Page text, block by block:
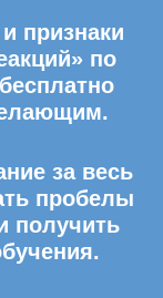
признаки
по
за весь
пробелы
получить